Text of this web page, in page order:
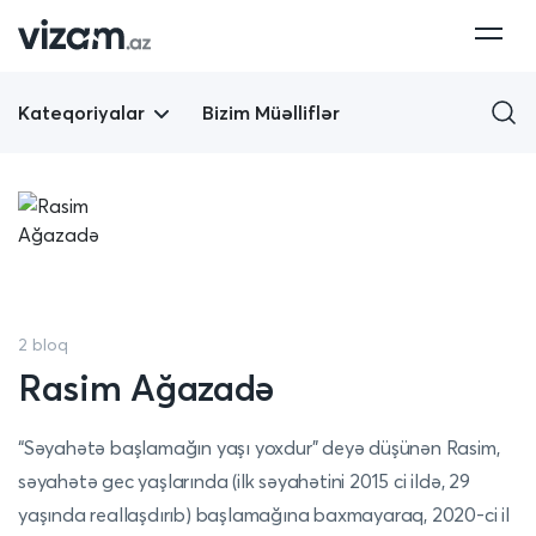
Kateqoriyalar Bizim Müəlliflər
2 bloq
Rasim Ağazadə
“Səyahətə başlamağın yaşı yoxdur” deyə düşünən Rasim,
səyahətə gec yaşlarında (ilk səyahətini 2015 ci ildə, 29
yaşında reallaşdırıb) başlamağına baxmayaraq, 2020-ci il